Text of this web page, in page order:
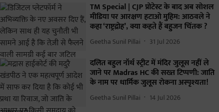
TM Special | CJP प्रोटेस्ट के बाद अब सोशल
मीडिया पर आरक्षण हटाओ मुहिम: आठवले ने
कहा ‘राष्ट्रद्रोह’, क्या कहते हैं बहुजन चिंतक ?
Geetha Sunil Pillai 31 Jul 2026
दलित बहुल नॉर्थ स्ट्रीट में मंदिर जुलूस नहीं ले
जाने पर Madras HC की सख्त टिप्पणी: जाति
के नाम पर धार्मिक जुलूस रोकना अस्पृश्यता!
Geetha Sunil Pillai 14 Jul 2026